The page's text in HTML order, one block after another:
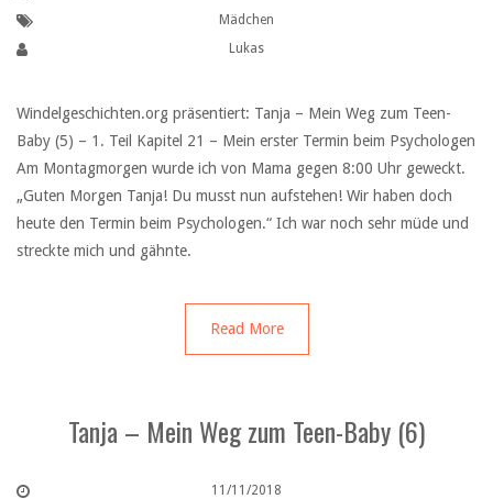
Mädchen
Lukas
Windelgeschichten.org präsentiert: Tanja – Mein Weg zum Teen-
Baby (5) – 1. Teil Kapitel 21 – Mein erster Termin beim Psychologen
Am Montagmorgen wurde ich von Mama gegen 8:00 Uhr geweckt.
„Guten Morgen Tanja! Du musst nun aufstehen! Wir haben doch
heute den Termin beim Psychologen.“ Ich war noch sehr müde und
streckte mich und gähnte.
Read More
Tanja – Mein Weg zum Teen-Baby (6)
11/11/2018